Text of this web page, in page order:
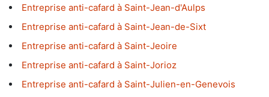
Entreprise anti-cafard à Saint-Jean-d'Aulps
Entreprise anti-cafard à Saint-Jean-de-Sixt
Entreprise anti-cafard à Saint-Jeoire
Entreprise anti-cafard à Saint-Jorioz
Entreprise anti-cafard à Saint-Julien-en-Genevois